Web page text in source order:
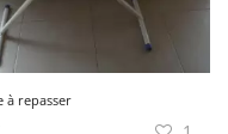
à repasser